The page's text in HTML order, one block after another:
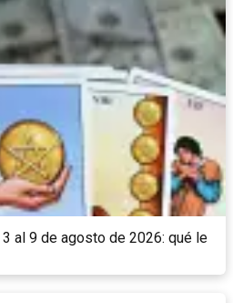
al 9 de agosto de 2026: qué le